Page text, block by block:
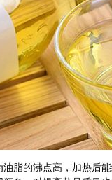
脂的沸点高，加热后